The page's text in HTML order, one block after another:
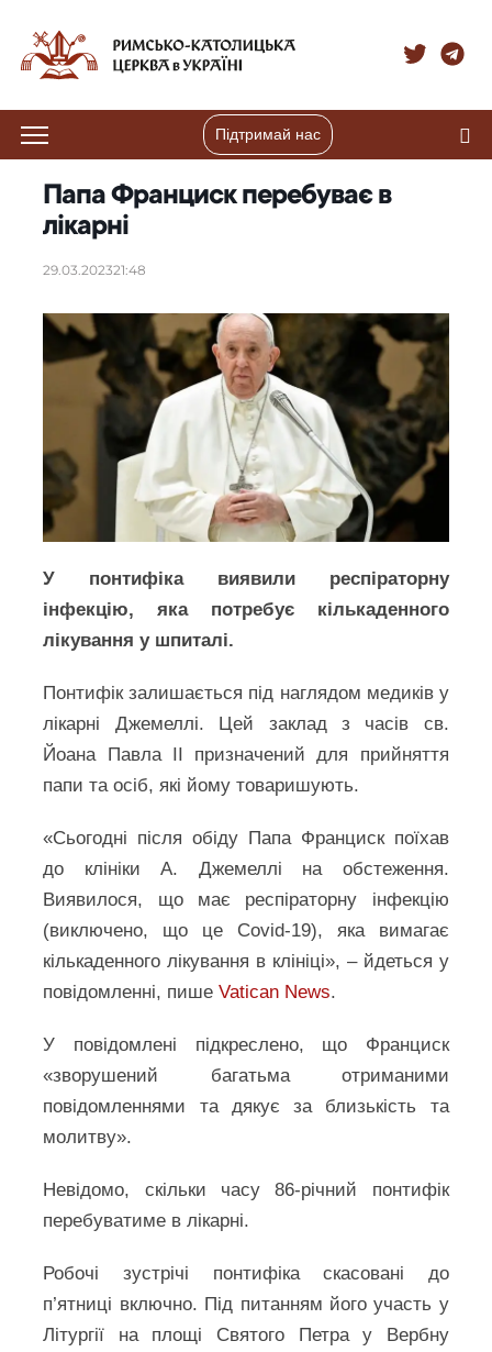
Підтримай нас
Папа Франциск перебуває в
лікарні
29.03.202321:48
У понтифіка виявили респіраторну
інфекцію, яка потребує кількаденного
лікування у шпиталі.
Понтифік залишається під наглядом медиків у
лікарні Джемеллі. Цей заклад з часів св.
Йоана Павла ІІ призначений для прийняття
папи та осіб, які йому товаришують.
«Сьогодні після обіду Папа Франциск поїхав
до клініки А. Джемеллі на обстеження.
Виявилося, що має респіраторну інфекцію
(виключено, що це Covid-19), яка вимагає
кількаденного лікування в клініці», – йдеться у
повідомленні, пишеVatican News.
У повідомлені підкреслено, що Франциск
«зворушений багатьма отриманими
повідомленнями та дякує за близькість та
молитву».
Невідомо, скільки часу 86-річний понтифік
перебуватиме в лікарні.
Робочі зустрічі понтифіка скасовані до
п’ятниці включно. Під питанням його участь у
Літургії на площі Святого Петра у Вербну